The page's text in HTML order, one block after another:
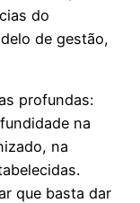
do
de gestão,
profundas:
na
na
que basta dar